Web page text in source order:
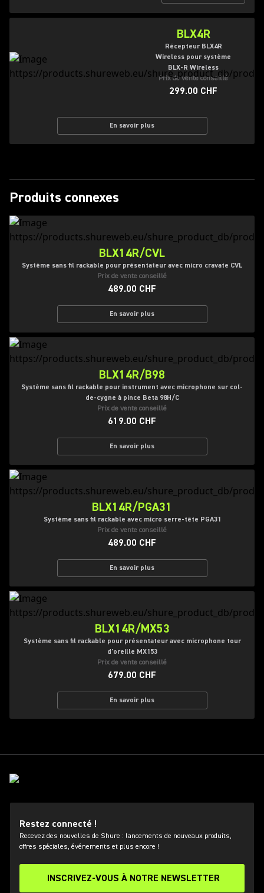
BLX4R
Récepteur BLX4R
Wireless pour système
BLX-R Wireless
Prix de vente conseillé
299.00 CHF
En savoir plus
Produits connexes
BLX14R/CVL
Système sans fil rackable pour présentateur avec micro cravate CVL
Prix de vente conseillé
489.00 CHF
En savoir plus
BLX14R/B98
Système sans fil rackable pour instrument avec microphone sur col-
de-cygne à pince Beta 98H/C
Prix de vente conseillé
619.00 CHF
En savoir plus
BLX14R/PGA31
Système sans fil rackable avec micro serre-tête PGA31
Prix de vente conseillé
489.00 CHF
En savoir plus
BLX14R/MX53
Système sans fil rackable pour présentateur avec microphone tour
d'oreille MX153
Prix de vente conseillé
679.00 CHF
En savoir plus
Restez connecté !
Recevez des nouvelles de Shure : lancements de nouveaux produits,
offres spéciales, événements et plus encore !
INSCRIVEZ-VOUS À NOTRE NEWSLETTER